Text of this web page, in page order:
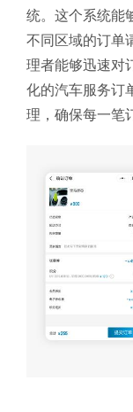
统。这个系统能
不同区域的订单
理者能够迅速对
化的汽车服务订
理，确保每一笔